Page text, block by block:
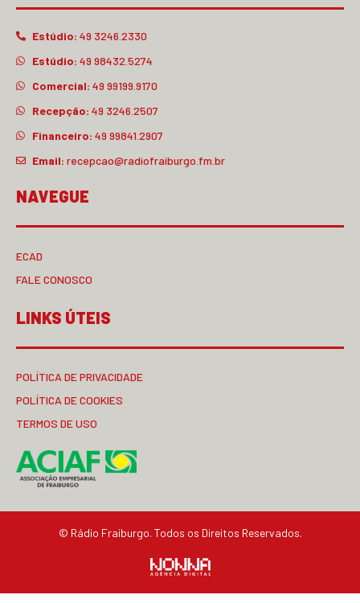
Estúdio: 49 3246.2330
Estúdio: 49 98432.5274
Comercial: 49 99199.9170
Recepção: 49 3246.2507
Financeiro: 49 99841.2907
Email: recepcao@radiofraiburgo.fm.br
NAVEGUE
ECAD
FALE CONOSCO
LINKS ÚTEIS
POLÍTICA DE PRIVACIDADE
POLÍTICA DE COOKIES
TERMOS DE USO
© Rádio Fraiburgo. Todos os Direitos Reservados.